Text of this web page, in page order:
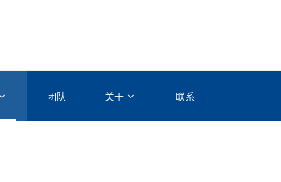
团队 关于 联系